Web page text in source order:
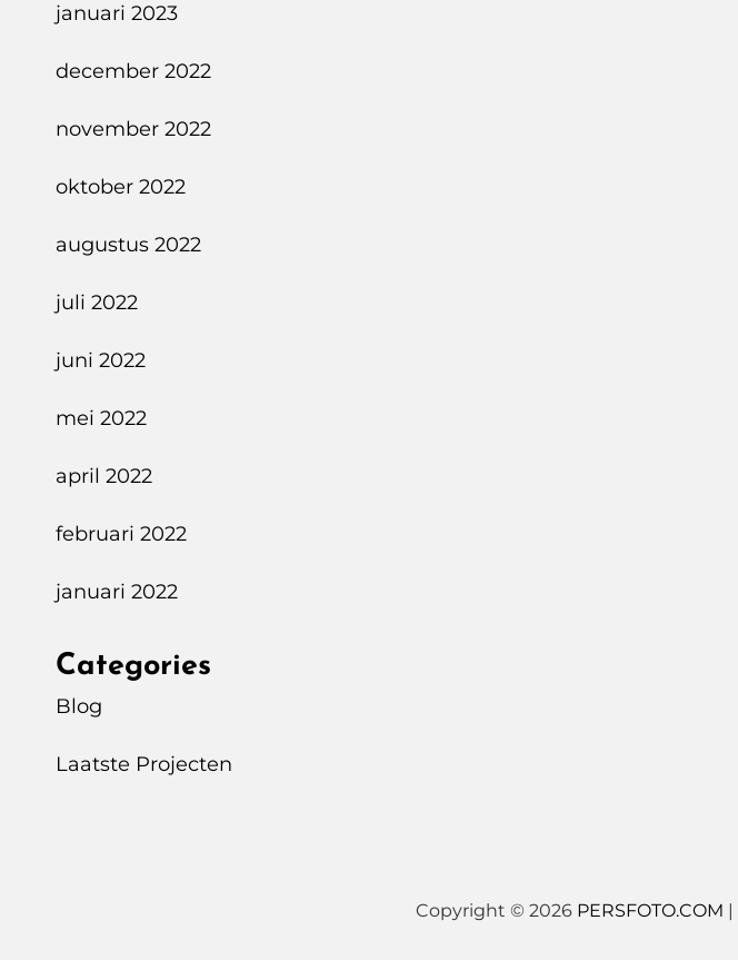
januari 2023
december 2022
november 2022
oktober 2022
augustus 2022
juli 2022
juni 2022
mei 2022
april 2022
februari 2022
januari 2022
Categories
Blog
Laatste Projecten
Copyright © 2026 PERSFOTO.COM |